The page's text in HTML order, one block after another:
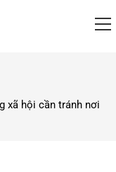
xã hội cần tránh nơi